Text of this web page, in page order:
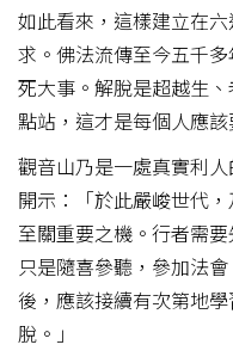
如此看來，這樣建立在
求。佛法流傳至今五千
死大事。解脫是超越生
點站，這才是每個人應該
觀音山乃是一處真實利
開示：「於此嚴峻世代
至關重要之機。行者需
只是隨喜參聽，參加法
後，應該接續有次第地
脫。」